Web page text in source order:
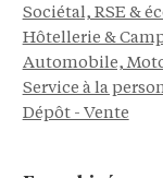
Sociétal, RSE &
Hôtellerie &
Automobile,
Service à la
Dépôt - Vente